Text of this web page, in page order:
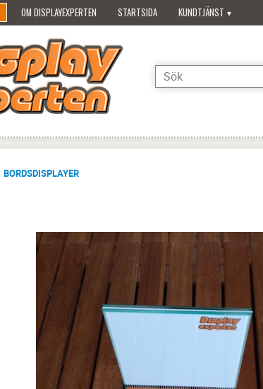
OM DISPLAYEXPERTEN STARTSIDA KUNDTJÄNST
BORDSDISPLAYER